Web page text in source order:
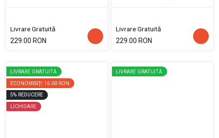
Livrare Gratuită
229.00 RON
Livrare Gratuită
229.00 RON
LIVRARE GRATUITĂ
ECONOMISIȚI 16.00 RON
5% REDUCERE
LICHIDARE
LIVRARE GRATUITĂ